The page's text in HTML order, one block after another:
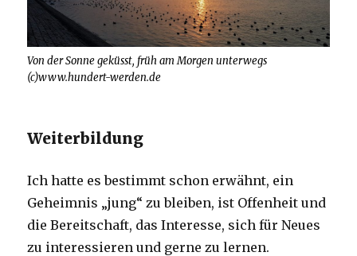
Von der Sonne geküsst, früh am Morgen unterwegs
(c)www.hundert-werden.de
Weiterbildung
Ich hatte es bestimmt schon erwähnt, ein
Geheimnis „jung“ zu bleiben, ist Offenheit und
die Bereitschaft, das Interesse, sich für Neues
zu interessieren und gerne zu lernen.